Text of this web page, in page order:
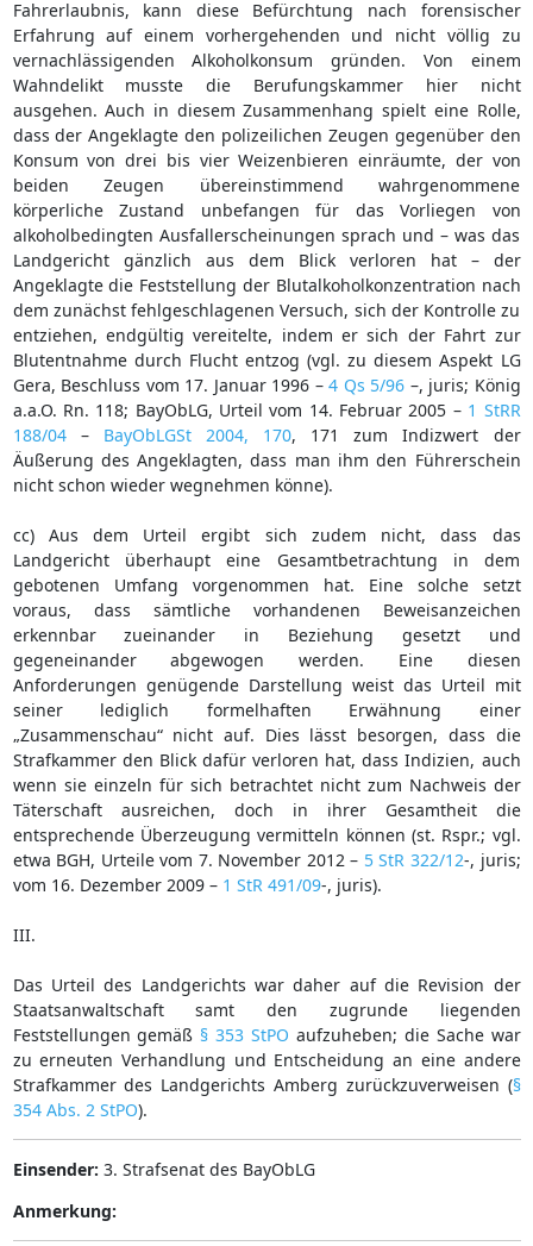
Fahrerlaubnis, kann diese Befürchtung nach forensischer
Erfahrung auf einem vorhergehenden und nicht völlig zu
vernachlässigenden Alkoholkonsum gründen. Von einem
Wahndelikt musste die Berufungskammer hier nicht
ausgehen. Auch in diesem Zusammenhang spielt eine Rolle,
dass der Angeklagte den polizeilichen Zeugen gegenüber den
Konsum von drei bis vier Weizenbieren einräumte, der von
beiden Zeugen übereinstimmend wahrgenommene
körperliche Zustand unbefangen für das Vorliegen von
alkoholbedingten Ausfallerscheinungen sprach und – was das
Landgericht gänzlich aus dem Blick verloren hat – der
Angeklagte die Feststellung der Blutalkoholkonzentration nach
dem zunächst fehlgeschlagenen Versuch, sich der Kontrolle zu
entziehen, endgültig vereitelte, indem er sich der Fahrt zur
Blutentnahme durch Flucht entzog (vgl. zu diesem Aspekt LG
Gera, Beschluss vom 17. Januar 1996 – 4 Qs 5/96 –, juris; König
a.a.O. Rn. 118; BayObLG, Urteil vom 14. Februar 2005 – 1 StRR
188/04– BayObLGSt 2004, 170, 171 zum Indizwert der
Äußerung des Angeklagten, dass man ihm den Führerschein
nicht schon wieder wegnehmen könne).
cc) Aus dem Urteil ergibt sich zudem nicht, dass das
Landgericht überhaupt eine Gesamtbetrachtung in dem
gebotenen Umfang vorgenommen hat. Eine solche setzt
voraus, dass sämtliche vorhandenen Beweisanzeichen
erkennbar zueinander in Beziehung gesetzt und
gegeneinander abgewogen werden. Eine diesen
Anforderungen genügende Darstellung weist das Urteil mit
seiner lediglich formelhaften Erwähnung einer
„Zusammenschau“ nicht auf. Dies lässt besorgen, dass die
Strafkammer den Blick dafür verloren hat, dass Indizien, auch
wenn sie einzeln für sich betrachtet nicht zum Nachweis der
Täterschaft ausreichen, doch in ihrer Gesamtheit die
entsprechende Überzeugung vermitteln können (st. Rspr.; vgl.
etwa BGH, Urteile vom 7. November 2012 – 5 StR 322/12-, juris;
vom 16. Dezember 2009 – 1 StR 491/09-, juris).
III.
Das Urteil des Landgerichts war daher auf die Revision der
Staatsanwaltschaft samt den zugrunde liegenden
Feststellungen gemäß § 353 StPO aufzuheben; die Sache war
zu erneuten Verhandlung und Entscheidung an eine andere
Strafkammer des Landgerichts Amberg zurückzuverweisen (§
354 Abs. 2 StPO).
Einsender: 3. Strafsenat des BayObLG
Anmerkung: